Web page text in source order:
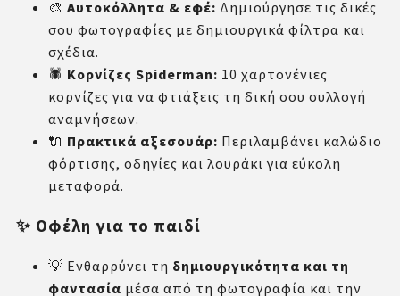
🎨 Αυτοκόλλητα & εφέ: Δημιούργησε τις δικές
σου φωτογραφίες με δημιουργικά φίλτρα και
σχέδια.
🕷️ Κορνίζες Spiderman: 10 χαρτονένιες
κορνίζες για να φτιάξεις τη δική σου συλλογή
αναμνήσεων.
🔌 Πρακτικά αξεσουάρ: Περιλαμβάνει καλώδιο
φόρτισης, οδηγίες και λουράκι για εύκολη
μεταφορά.
✨ Οφέλη για το παιδί
💡 Ενθαρρύνει τη δημιουργικότητα και τη
φαντασία μέσα από τη φωτογραφία και την